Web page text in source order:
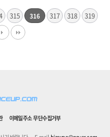
315 316 317 318
319
이메일주소 무단수집거부